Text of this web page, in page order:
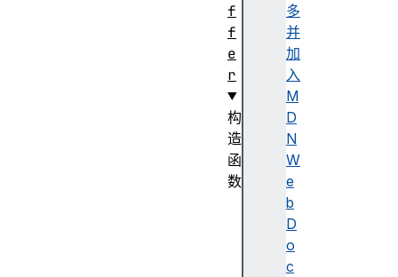
多
并
加
入
M
D
N
W
e
b
D
o
c
f
f
e
r
构
造
函
数